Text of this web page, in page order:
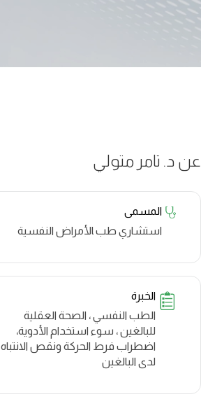
عن د. تامر متولي​
المسمى
استشاري طب ‍الأمراض النفسية​
الخبرة
الطب النفسي ، الصحة العقلية
للبالغين ، سوء استخدام الأدوية،
اضطراب فرط الحركة ونقص الانتباه
لدى البالغين